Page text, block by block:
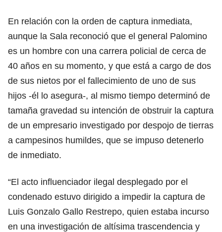
En relación con la orden de captura inmediata,
aunque la Sala reconoció que el general Palomino
es un hombre con una carrera policial de cerca de
40 años en su momento, y que está a cargo de dos
de sus nietos por el fallecimiento de uno de sus
hijos -él lo asegura-, al mismo tiempo determinó de
tamaña gravedad su intención de obstruir la captura
de un empresario investigado por despojo de tierras
a campesinos humildes, que se impuso detenerlo
de inmediato.
“El acto influenciador ilegal desplegado por el
condenado estuvo dirigido a impedir la captura de
Luis Gonzalo Gallo Restrepo, quien estaba incurso
en una investigación de altísima trascendencia y